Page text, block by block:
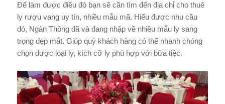
Để làm được điều đó bạn sẽ cần tìm đến địa chỉ cho thuê
ly rượu vang uy tín, nhiều mẫu mã. Hiểu được nhu cầu
đó, Ngàn Thông đã và đang nhập về nhiều mẫu ly sang
trọng đẹp mắt. Giúp quý khách hàng có thể nhanh chóng
chọn được loại ly, kích cỡ ly phù hợp với bữa tiệc.